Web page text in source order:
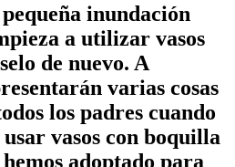
inundación
a utilizar vasos
de nuevo. A
varias cosas
los padres cuando
vasos con boquilla
adoptado para